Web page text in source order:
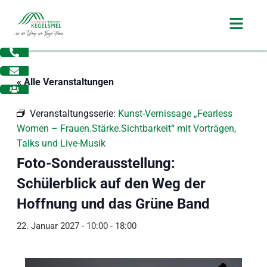
Inhalt
springen
Main
« Alle Veranstaltungen
Veranstaltungsserie: Kunst-Vernissage „Fearless
Women – Frauen.Stärke.Sichtbarkeit“ mit Vorträgen,
Talks und Live-Musik
Foto-Sonderausstellung:
Schülerblick auf den Weg der
Hoffnung und das Grüne Band
22. Januar 2027 - 10:00- 18:00